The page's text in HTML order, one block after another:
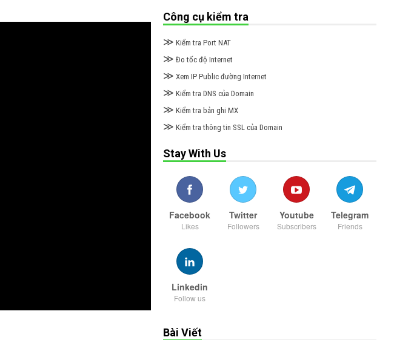
Công cụ kiểm tra
≫ Kiểm tra Port NAT
≫ Đo tốc độ Internet
≫ Xem IP Public đường Internet
≫ Kiểm tra DNS của Domain
≫ Kiểm tra bản ghi MX
≫ Kiểm tra thông tin SSL của Domain
Stay With Us
Facebook
Likes
Twitter
Followers
Youtube
Subscribers
Telegram
Friends
Linkedin
Follow us
Bài Viết